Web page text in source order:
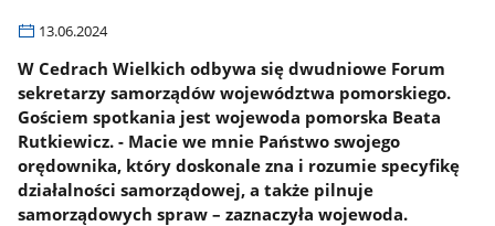
13.06.2024
W Cedrach Wielkich odbywa się dwudniowe Forum
sekretarzy samorządów województwa pomorskiego.
Gościem spotkania jest wojewoda pomorska Beata
Rutkiewicz. - Macie we mnie Państwo swojego
orędownika, który doskonale zna i rozumie specyfikę
działalności samorządowej, a także pilnuje
samorządowych spraw – zaznaczyła wojewoda.